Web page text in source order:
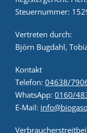
Steuernummer:
Vertreten durch:
Björn Bugdahl,
Kontakt
Telefon: 04638/
WhatsApp: 0160/
E-Mail: